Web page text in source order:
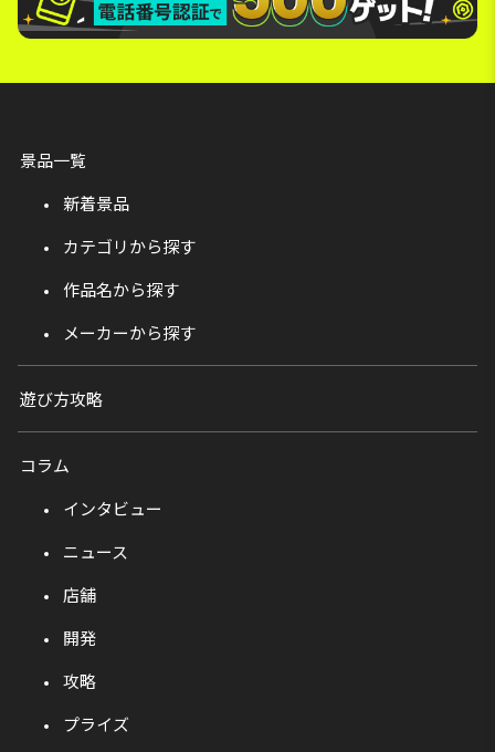
景品一覧
新着景品
カテゴリから探す
作品名から探す
メーカーから探す
遊び方攻略
コラム
インタビュー
ニュース
店舗
開発
攻略
プライズ